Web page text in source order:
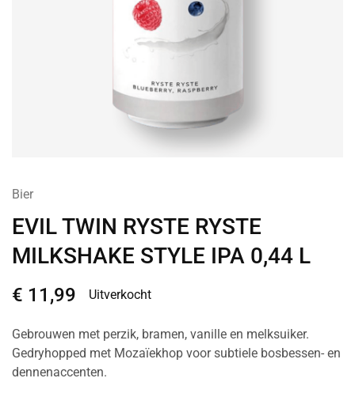
Bier
EVIL TWIN RYSTE RYSTE
MILKSHAKE STYLE IPA 0,44 L
€ 11,99 Uitverkocht
Gebrouwen met perzik, bramen, vanille en melksuiker.
Gedryhopped met Mozaïekhop voor subtiele bosbessen- en
dennenaccenten.